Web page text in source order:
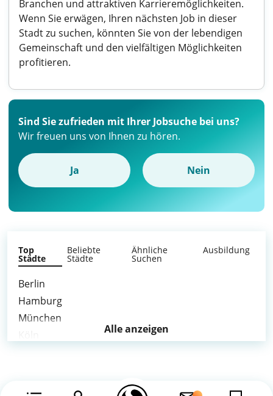
Branchen und attraktiven Karrieremöglichkeiten.
Wenn Sie erwägen, Ihren nächsten Job in dieser
Stadt zu suchen, könnten Sie von der lebendigen
Gemeinschaft und den vielfältigen Möglichkeiten
profitieren.
Sind Sie zufrieden mit Ihrer Jobsuche bei uns?
Wir freuen uns von Ihnen zu hören.
Ja Nein
Top
Städte
Beliebte
Städte
Ähnliche
Suchen
Ausbildung
Berlin
Hamburg
München
Alle anzeigen